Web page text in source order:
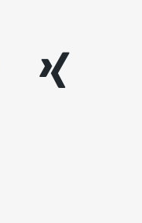
xing